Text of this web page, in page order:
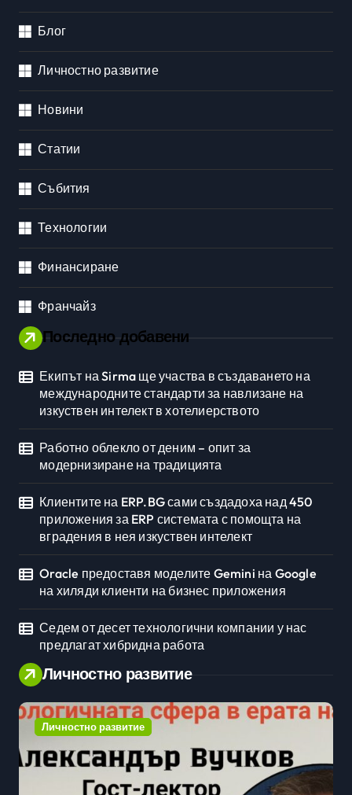
Блог
Личностно развитие
Новини
Статии
Събития
Технологии
Финансиране
Франчайз
Последно добавени
Екипът на Sirma ще участва в създаването на
международните стандарти за навлизане на
изкуствен интелект в хотелиерството
Работно облекло от деним – опит за
модернизиране на традицията
Клиентите на ERP.BG сами създадоха над 450
приложения за ERP системата с помощта на
вградения в нея изкуствен интелект
Oracle предоставя моделите Gemini на Google
на хиляди клиенти на бизнес приложения
Седем от десет технологични компании у нас
предлагат хибридна работа
Личностно развитие
Личностно развитие